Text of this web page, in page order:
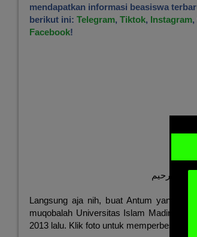
mendapatkan informasi beasiswa
berikut ini: Telegram, Tiktok, Instagram,
Facebook!
الرحيم
Langsung aja nih, buat Antum yang
muqobalah Universitas Islam Madinah
2013 lalu. Klik foto untuk memperbesar